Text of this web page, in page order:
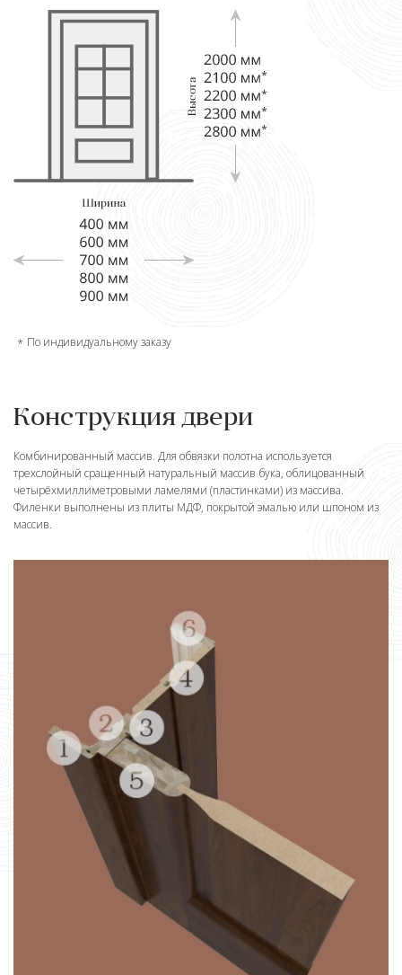
По индивидуальному заказу
Конструкция двери
Комбинированный массив. Для обвязки полотна используется
трехслойный сращенный натуральный массив бука, облицованный
четырёхмиллиметровыми ламелями (пластинками) из массива.
Филенки выполнены из плиты МДФ, покрытой эмалью или шпоном из
массив.